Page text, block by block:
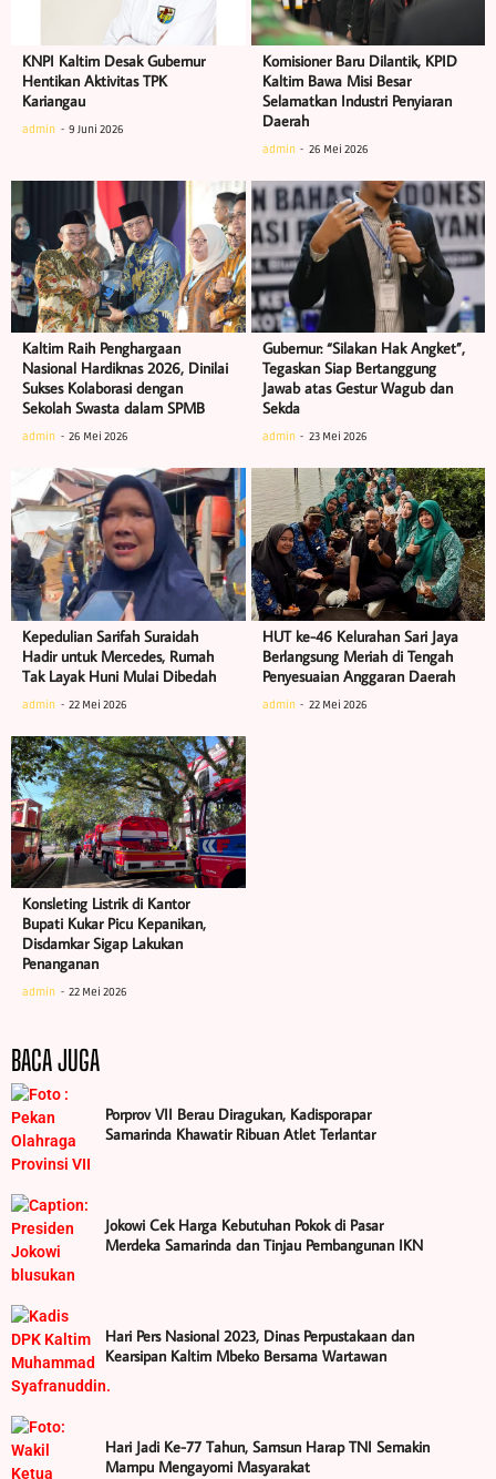
KNPI Kaltim Desak Gubernur
Hentikan Aktivitas TPK
Kariangau
admin 9 Juni 2026
Komisioner Baru Dilantik, KPID
Kaltim Bawa Misi Besar
Selamatkan Industri Penyiaran
Daerah
admin 26 Mei 2026
Kaltim Raih Penghargaan
Nasional Hardiknas 2026, Dinilai
Sukses Kolaborasi dengan
Sekolah Swasta dalam SPMB
admin 26 Mei 2026
Gubernur: “Silakan Hak Angket”,
Tegaskan Siap Bertanggung
Jawab atas Gestur Wagub dan
Sekda
admin 23 Mei 2026
Kepedulian Sarifah Suraidah
Hadir untuk Mercedes, Rumah
Tak Layak Huni Mulai Dibedah
admin 22 Mei 2026
HUT ke-46 Kelurahan Sari Jaya
Berlangsung Meriah di Tengah
Penyesuaian Anggaran Daerah
admin 22 Mei 2026
Konsleting Listrik di Kantor
Bupati Kukar Picu Kepanikan,
Disdamkar Sigap Lakukan
Penanganan
admin 22 Mei 2026
BACA JUGA
Porprov VII Berau Diragukan, Kadisporapar
Samarinda Khawatir Ribuan Atlet Terlantar
Jokowi Cek Harga Kebutuhan Pokok di Pasar
Merdeka Samarinda dan Tinjau Pembangunan IKN
Hari Pers Nasional 2023, Dinas Perpustakaan dan
Kearsipan Kaltim Mbeko Bersama Wartawan
Hari Jadi Ke-77 Tahun, Samsun Harap TNI Semakin
Mampu Mengayomi Masyarakat